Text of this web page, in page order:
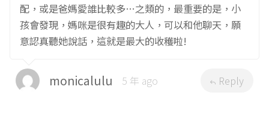
配，或是爸媽愛誰比較多…之類的，最重要的是，小
孩會發現，媽咪是很有趣的大人，可以和他聊天，願
意認真聽她說話，這就是最大的收穫啦!
monicalulu 5 年 ago Reply